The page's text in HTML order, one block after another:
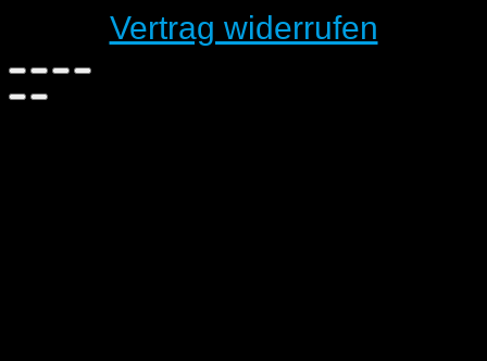
Vertrag widerrufen